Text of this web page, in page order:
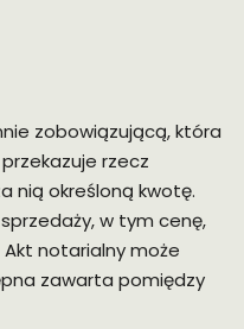
zobowiązującą, która
rzecz
nią określoną kwotę.
w tym cenę,
notarialny może
zawarta pomiędzy